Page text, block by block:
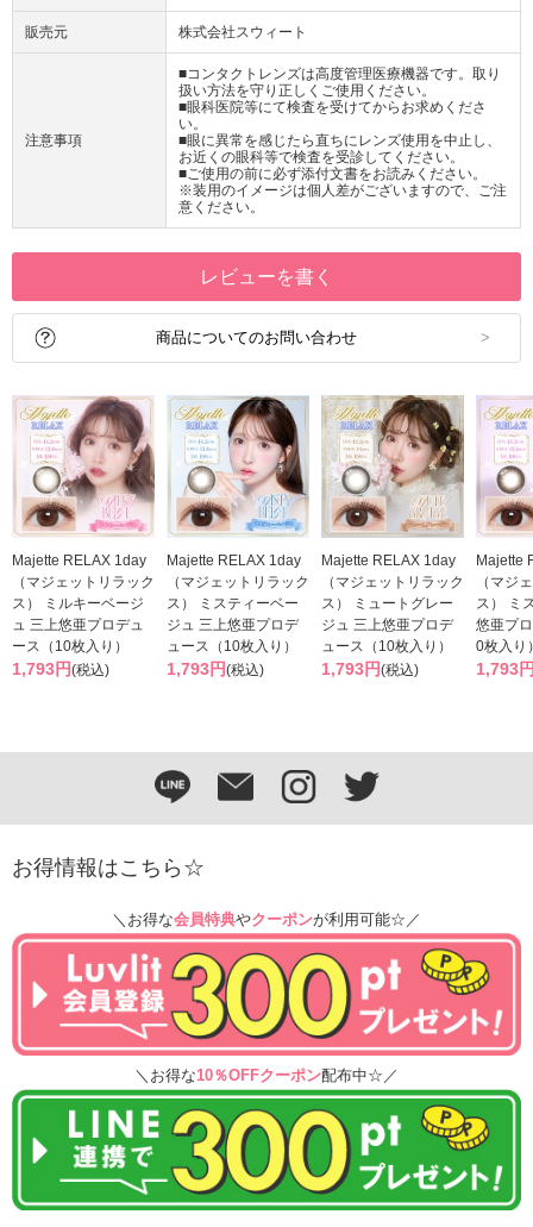
販売元 株式会社スウィート
注意事項
■コンタクトレンズは高度管理医療機器です。取り
扱い方法を守り正しくご使用ください。
■眼科医院等にて検査を受けてからお求めくださ
い。
■眼に異常を感じたら直ちにレンズ使用を中止し、
お近くの眼科等で検査を受診してください。
■ご使用の前に必ず添付文書をお読みください。
※装用のイメージは個人差がございますので、ご注
意ください。
レビューを書く
商品についてのお問い合わせ
Majette RELAX 1day
（マジェットリラック
ス） ミルキーベージ
ュ 三上悠亜プロデュ
ース（10枚入り）
1,793円(税込)
Majette RELAX 1day
（マジェットリラック
ス） ミスティーベー
ジュ 三上悠亜プロデ
ュース（10枚入り）
1,793円(税込)
Majette RELAX 1day
（マジェットリラック
ス） ミュートグレー
ジュ 三上悠亜プロデ
ュース（10枚入り）
1,793円(税込)
Majette
（マジ
ス） ミ
悠亜プ
0枚入り
1,793
お得情報はこちら☆
＼お得な会員特典やクーポンが利用可能☆／
＼お得な10％OFFクーポン配布中☆／